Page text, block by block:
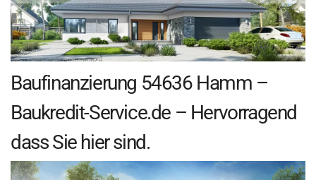
Baufinanzierung 54636 Hamm –
Baukredit-Service.de – Hervorragend
dass Sie hier sind.